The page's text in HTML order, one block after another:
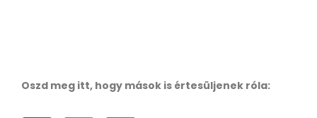
Oszd meg itt, hogy mások is értesüljenek róla: